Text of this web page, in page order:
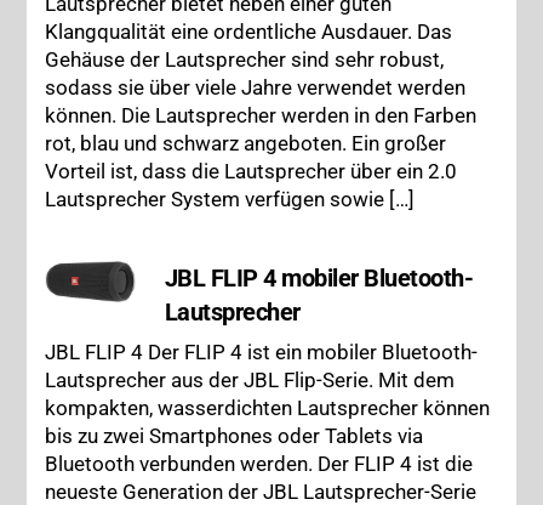
Klangqualität eine ordentliche Ausdauer. Das
Gehäuse der Lautsprecher sind sehr robust,
sodass sie über viele Jahre verwendet werden
können. Die Lautsprecher werden in den Farben
rot, blau und schwarz angeboten. Ein großer
Vorteil ist, dass die Lautsprecher über ein 2.0
Lautsprecher System verfügen sowie […]
JBL FLIP 4 mobiler Bluetooth-
Lautsprecher
JBL FLIP 4 Der FLIP 4 ist ein mobiler Bluetooth-
Lautsprecher aus der JBL Flip-Serie. Mit dem
kompakten, wasserdichten Lautsprecher können
bis zu zwei Smartphones oder Tablets via
Bluetooth verbunden werden. Der FLIP 4 ist die
neueste Generation der JBL Lautsprecher-Serie